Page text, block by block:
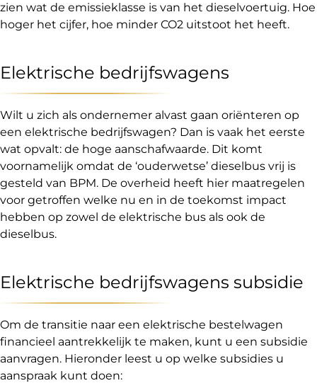
zien wat de emissieklasse is van het dieselvoertuig. Hoe
hoger het cijfer, hoe minder CO2 uitstoot het heeft.
Elektrische bedrijfswagens
Wilt u zich als ondernemer alvast gaan oriënteren op
een elektrische bedrijfswagen? Dan is vaak het eerste
wat opvalt: de hoge aanschafwaarde. Dit komt
voornamelijk omdat de ‘ouderwetse’ dieselbus vrij is
gesteld van BPM. De overheid heeft hier maatregelen
voor getroffen welke nu en in de toekomst impact
hebben op zowel de elektrische bus als ook de
dieselbus.
Elektrische bedrijfswagens subsidie
Om de transitie naar een elektrische bestelwagen
financieel aantrekkelijk te maken, kunt u een subsidie
aanvragen. Hieronder leest u op welke subsidies u
aanspraak kunt doen: